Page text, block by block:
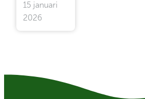
15 januari
2026